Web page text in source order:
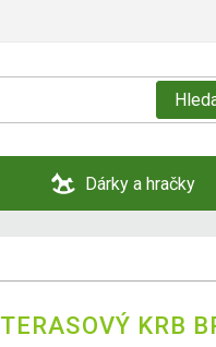
Dárky a hračky
TERASOVÝ KRB